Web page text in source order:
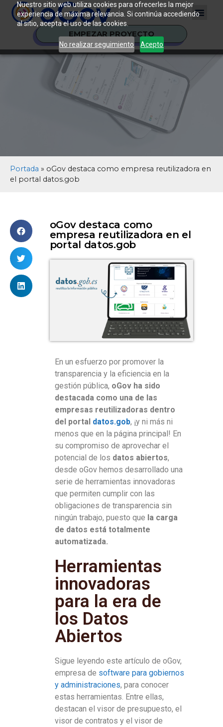
Nuestro sitio web utiliza cookies para ofrecerles la mejor
experiencia de máxima relevancia. Si continúa accediendo
al sitio, acepta el uso de las cookies.
No realizar seguimiento Acepto
EMPEZAR PROYECTO
Portada » oGov destaca como empresa reutilizadora en
el portal datos.gob
oGov destaca como
empresa reutilizadora en el
portal datos.gob
En un esfuerzo por promover la
transparencia y la eficiencia en la
gestión pública, oGov ha sido
destacada como una de las
empresas reutilizadoras dentro
del portal datos.gob, ¡y ni más ni
menos que en la página principal! En
su compromiso de aprovechar el
potencial de los datos abiertos,
desde oGov hemos desarrollado una
serie de herramientas innovadoras
que permiten cumplir con las
obligaciones de transparencia sin
ningún trabajo, puesto que la carga
de datos está totalmente
automatizada.
Herramientas
innovadoras
para la era de
los Datos
Abiertos
Sigue leyendo este artículo de oGov,
empresa de software para gobiernos
y administraciones, para conocer
estas herramientas. Entre ellas,
destacan el visor de presupuesto, el
visor de contratos y el visor de